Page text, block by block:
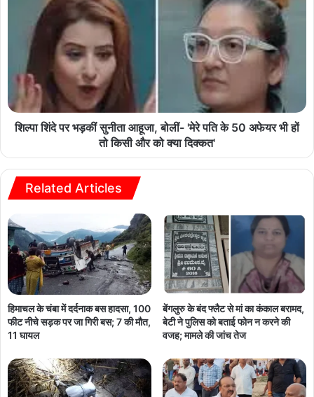
शिल्पा शिंदे पर भड़कीं सुनीता आहूजा, बोलीं- 'मेरे पति के 50 अफेयर भी हों
तो किसी और को क्या दिक्कत'
Related Articles
हिमाचल के चंबा में दर्दनाक बस हादसा, 100
फीट नीचे सड़क पर जा गिरी बस; 7 की मौत,
11 घायल
बेंगलुरु के बंद फ्लैट से मां का कंकाल बरामद,
बेटी ने पुलिस को बताई फोन न करने की
वजह; मामले की जांच तेज